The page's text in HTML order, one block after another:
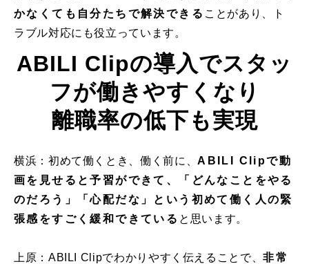
かなくても自分たちで解決できる ことがあり、ト
ラブル対応にも役立っています。
ABILI Clipの導入でスタッ
フが働きやすくなり
離職率の低下も実現
横浜：初めて働くとき、働く前に、ABILI Clipで動
画を見せると予習ができて、「どんなことをやる
のだろう」「心配だな」という初めて働く人の緊
張感をすごく緩和できている と思います。
上原：ABILI Clipでわかりやすく伝えることで、非常